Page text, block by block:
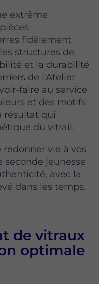
extrême
fidèlement
structures de
et la durabilité
de l'Atelier
faire au service
et des motifs
résultat qui
du vitrail.
vie à vos
seconde jeunesse
avec la
dans les temps.
de vitraux
optimale